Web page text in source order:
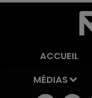
ACCUEIL
MÉDIAS